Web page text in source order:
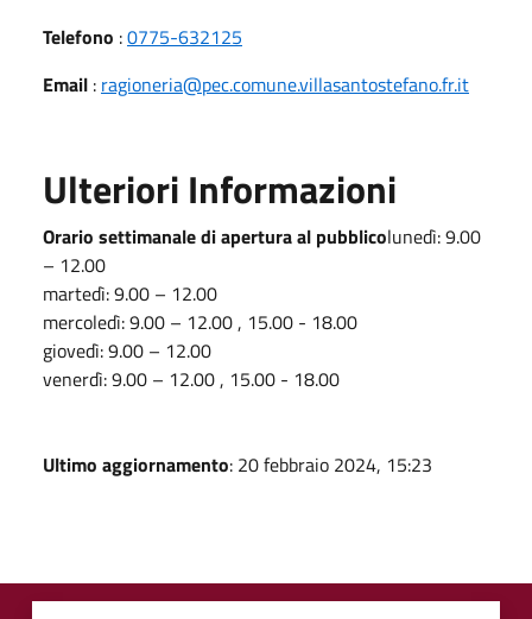
Telefono :0775-632125
Email : ragioneria@pec.comune.villasantostefano.fr.it
Ulteriori Informazioni
Orario settimanale di apertura al pubblicolunedì: 9.00
– 12.00
martedì: 9.00 – 12.00
mercoledì: 9.00 – 12.00 , 15.00 - 18.00
giovedì: 9.00 – 12.00
venerdì: 9.00 – 12.00 , 15.00 - 18.00
Ultimo aggiornamento: 20 febbraio 2024, 15:23